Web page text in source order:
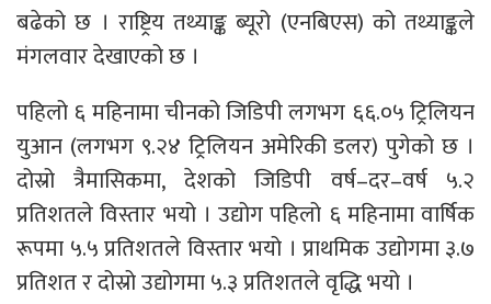
बढेको छ । राष्ट्रिय तथ्याङ्क ब्यूरो (एनबिएस) को तथ्याङ्कले
मंगलवार देखाएको छ ।
पहिलो ६ महिनामा चीनको जिडिपी लगभग ६६.०५ ट्रिलियन
युआन (लगभग ९.२४ ट्रिलियन अमेरिकी डलर) पुगेको छ ।
दोस्रो त्रैमासिकमा, देशको जिडिपी वर्ष–दर–वर्ष ५.२
प्रतिशतले विस्तार भयो । उद्योग पहिलो ६ महिनामा वार्षिक
रूपमा ५.५ प्रतिशतले विस्तार भयो । प्राथमिक उद्योगमा ३.७
प्रतिशत र दोस्रो उद्योगमा ५.३ प्रतिशतले वृद्धि भयो ।